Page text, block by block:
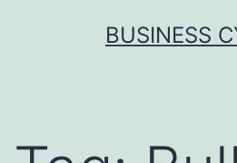
BUSINESS